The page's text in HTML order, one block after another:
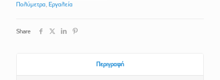
Πολύμετρα, Εργαλεία
Share
Περιγραφή